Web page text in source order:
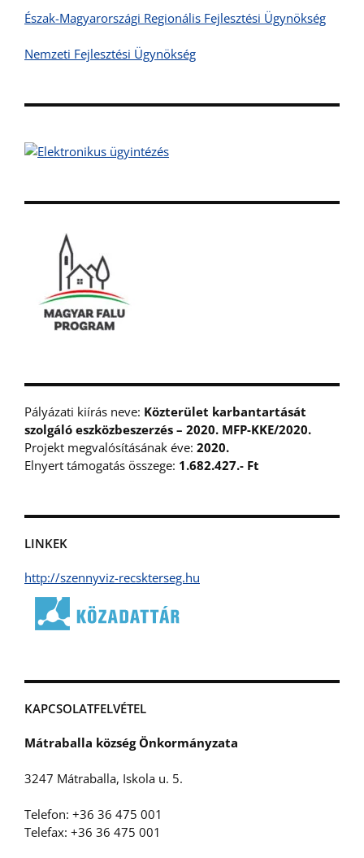
Észak-Magyarországi Regionális Fejlesztési Ügynökség
Nemzeti Fejlesztési Ügynökség
Pályázati kiírás neve: Közterület karbantartását
szolgáló eszközbeszerzés – 2020. MFP-KKE/2020.
Projekt megvalósításának éve: 2020.
Elnyert támogatás összege: 1.682.427.- Ft
LINKEK
http://szennyviz-recskterseg.hu
KAPCSOLATFELVÉTEL
Mátraballa község Önkormányzata
3247 Mátraballa, Iskola u. 5.
Telefon: +36 36 475 001
Telefax: +36 36 475 001